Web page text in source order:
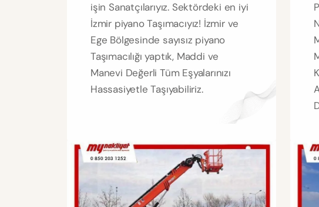
işin Sanatçılarıyız. Sektördeki en iyi
İzmir piyano Taşımacıyız! İzmir ve
Ege Bölgesinde sayısız piyano
Taşımacılığı yaptık, Maddi ve
Manevi Değerli Tüm Eşyalarınızı
Hassasiyetle Taşıyabiliriz.